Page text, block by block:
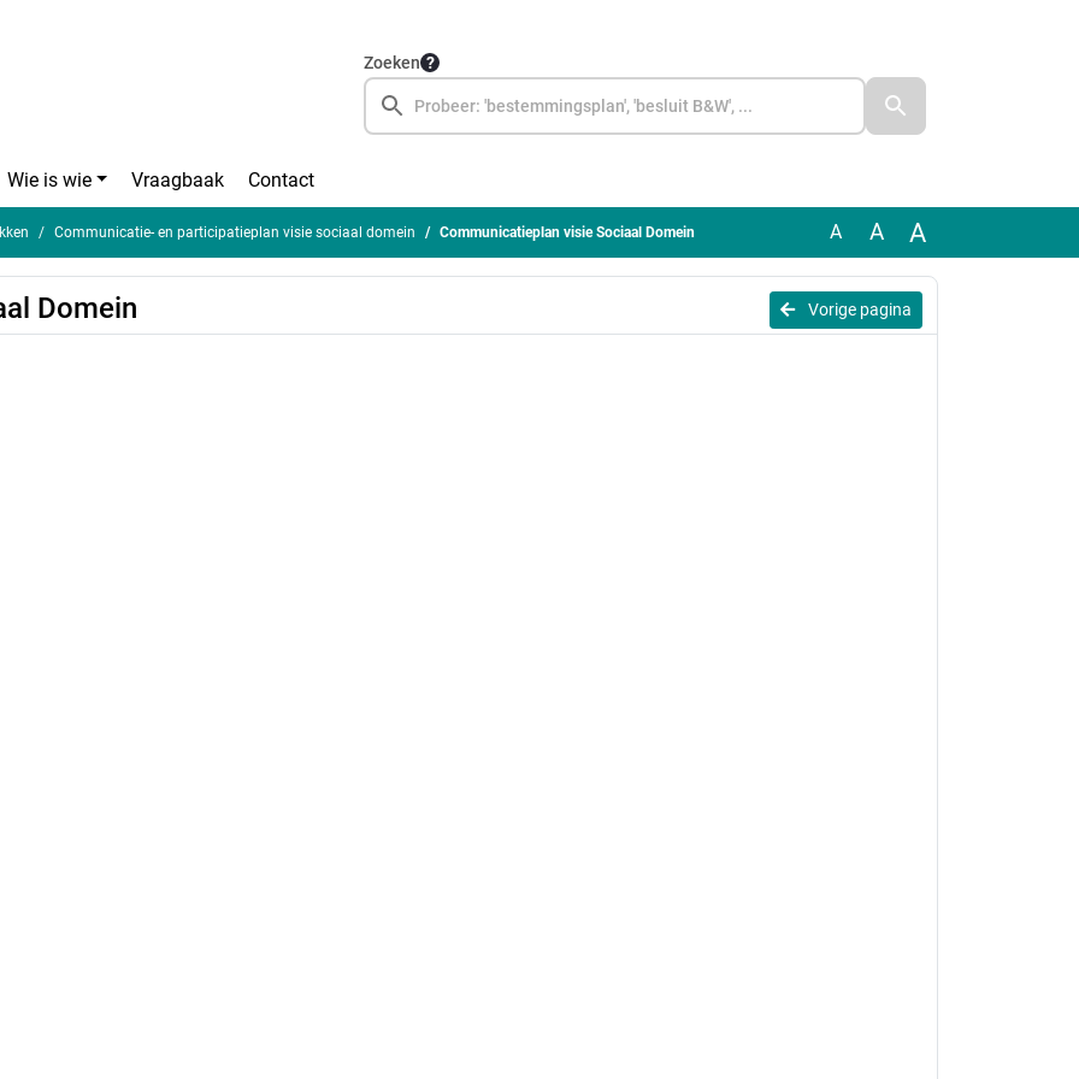
Zoeken
Wie is wie Vraagbaak Contact
Communicatie- en participatieplan visie sociaal domein Communicatieplan visie Sociaal Domein A A A
Vorige pagina
Domein